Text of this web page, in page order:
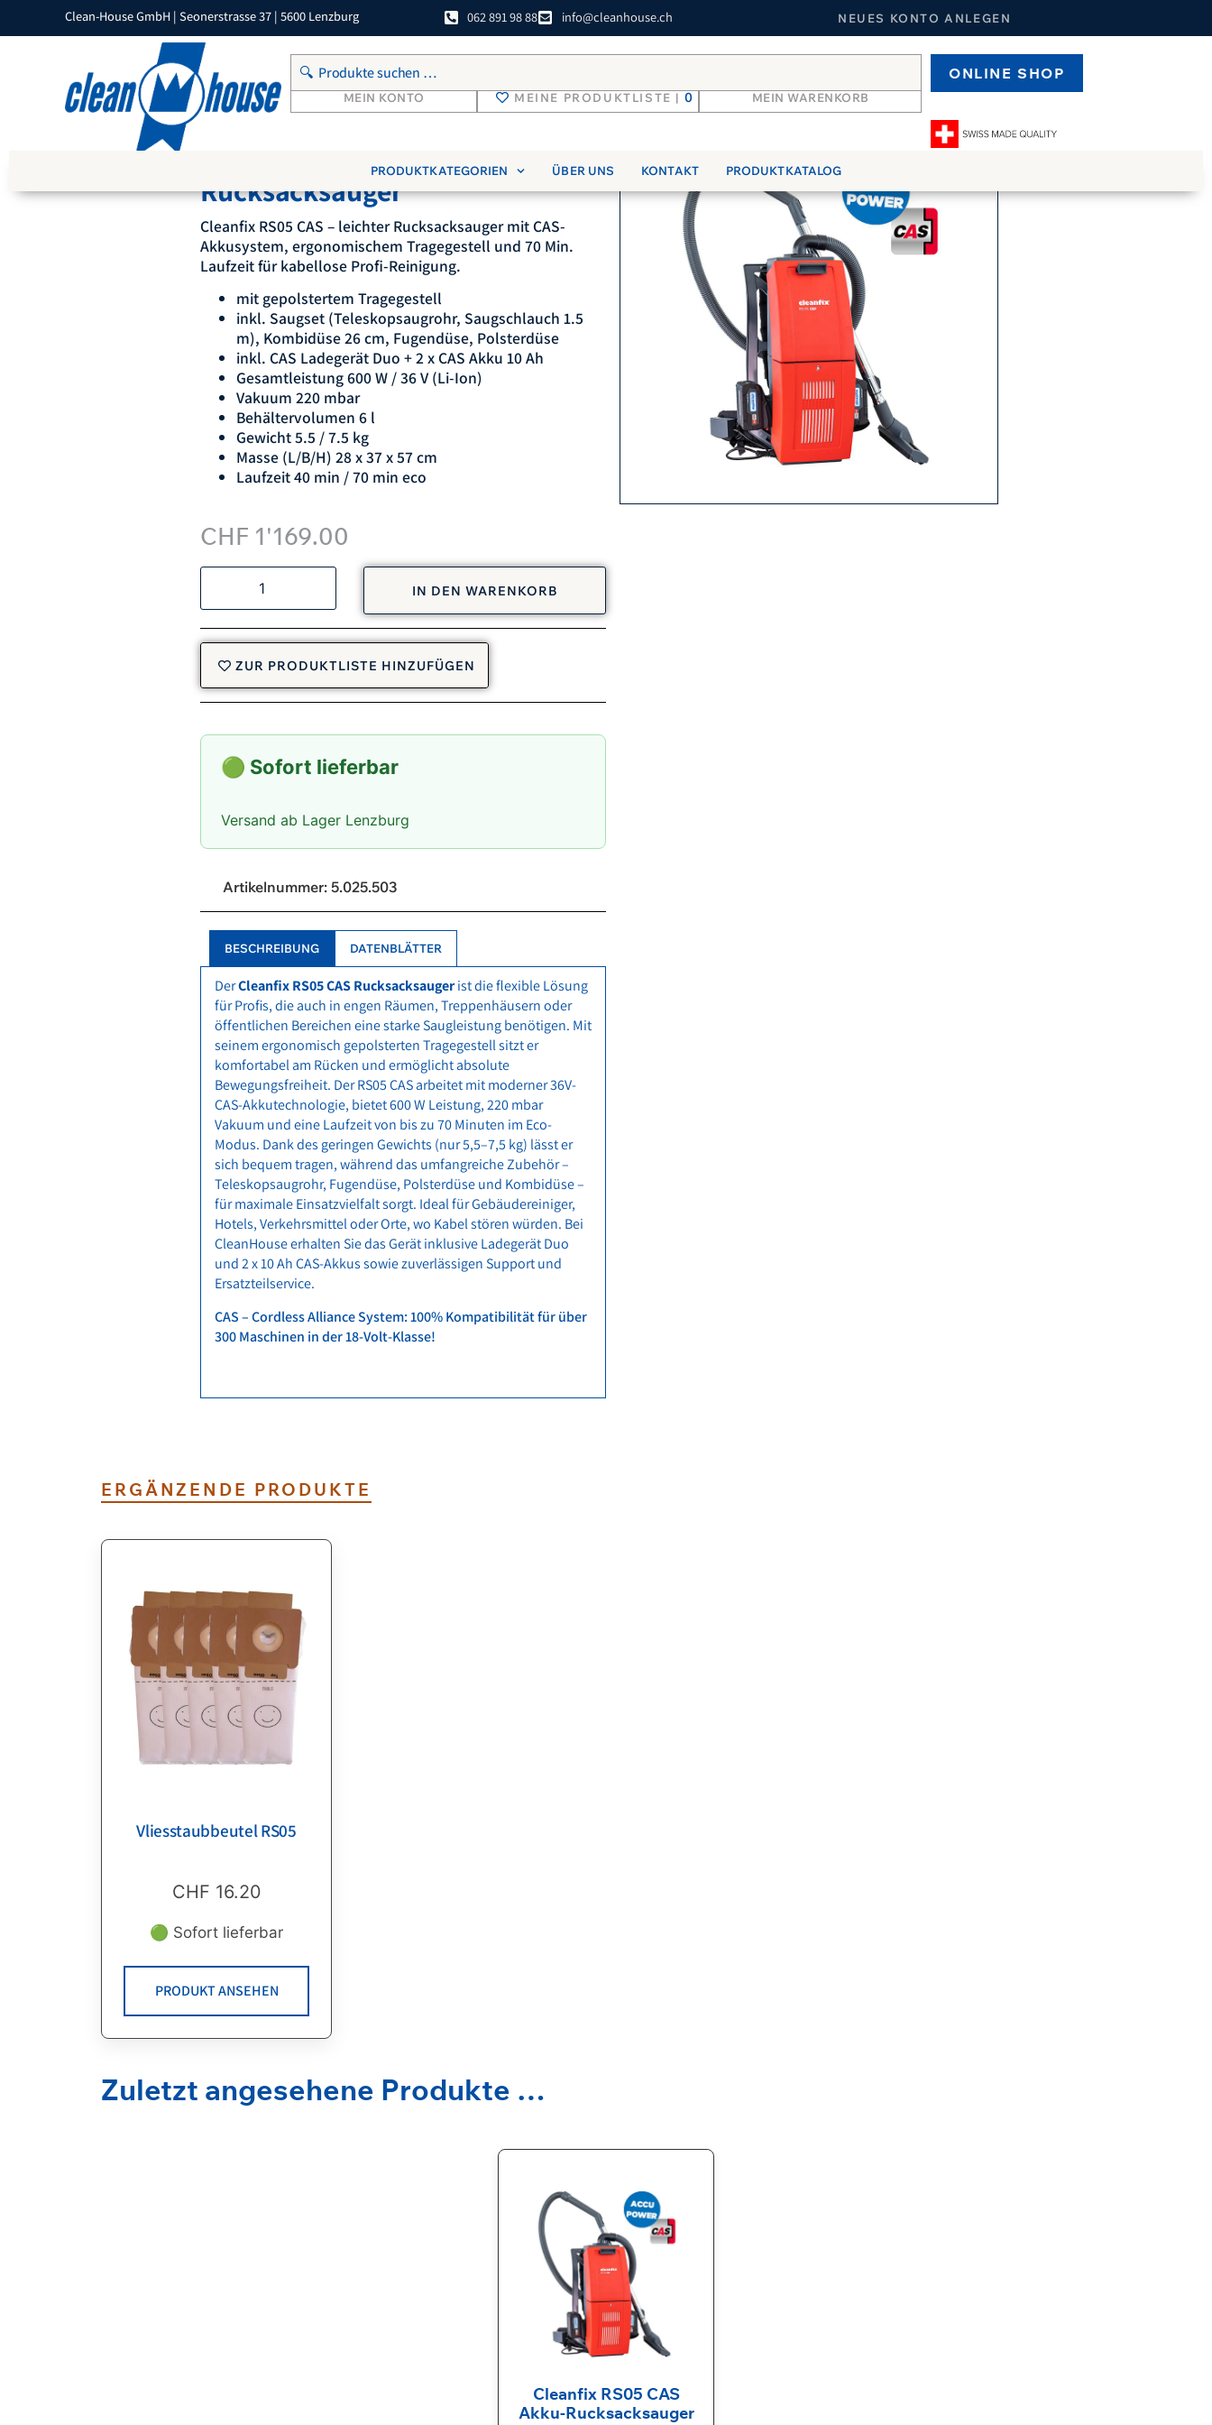
Clean-House GmbH | Seonerstrasse 37 | 5600 Lenzburg 062 891 98 88 info@cleanhouse.ch NEUES KONTO ANLEGEN
MEIN KONTO MEINE PRODUKTLISTE | 0 MEIN WARENKORB
ONLINE SHOP
PRODUKTKATEGORIEN ÜBER UNS KONTAKT PRODUKTKATALOG
PRODUKTKATEGORIEN
Rucksacksauger
Cleanfix RS05 CAS – leichter Rucksacksauger mit CAS-
Akkusystem, ergonomischem Tragegestell und 70 Min.
Laufzeit für kabellose Profi-Reinigung.
mit gepolstertem Tragegestell
inkl. Saugset (Teleskopsaugrohr, Saugschlauch 1.5
m), Kombidüse 26 cm, Fugendüse, Polsterdüse
inkl. CAS Ladegerät Duo + 2 x CAS Akku 10 Ah
Gesamtleistung 600 W / 36 V (Li-Ion)
Vakuum 220 mbar
Behältervolumen 6 l
Gewicht 5.5 / 7.5 kg
Masse (L/B/H) 28 x 37 x 57 cm
Laufzeit 40 min / 70 min eco
CHF 1'169.00
IN DEN WARENKORB
ZUR PRODUKTLISTE HINZUFÜGEN
🟢 Sofort lieferbar
Versand ab Lager Lenzburg
Artikelnummer: 5.025.503
BESCHREIBUNG DATENBLÄTTER
DerCleanfix RS05 CAS Rucksacksaugerist die flexible Lösung
für Profis, die auch in engen Räumen, Treppenhäusern oder
öffentlichen Bereichen eine starke Saugleistung benötigen. Mit
seinem ergonomisch gepolsterten Tragegestell sitzt er
komfortabel am Rücken und ermöglicht absolute
Bewegungsfreiheit. Der RS05 CAS arbeitet mit moderner 36V-
CAS-Akkutechnologie, bietet 600 W Leistung, 220 mbar
Vakuum und eine Laufzeit von bis zu 70 Minuten im Eco-
Modus. Dank des geringen Gewichts (nur 5,5–7,5 kg) lässt er
sich bequem tragen, während das umfangreiche Zubehör –
Teleskopsaugrohr, Fugendüse, Polsterdüse und Kombidüse –
für maximale Einsatzvielfalt sorgt. Ideal für Gebäudereiniger,
Hotels, Verkehrsmittel oder Orte, wo Kabel stören würden. Bei
CleanHouse erhalten Sie das Gerät inklusive Ladegerät Duo
und 2 x 10 Ah CAS-Akkus sowie zuverlässigen Support und
Ersatzteilservice.
CAS – Cordless Alliance System: 100% Kompatibilität für über
300 Maschinen in der 18-Volt-Klasse!
ERGÄNZENDE PRODUKTE
Vliesstaubbeutel RS05
CHF 16.20
🟢 Sofort lieferbar
PRODUKT ANSEHEN
Zuletzt angesehene Produkte …
Cleanfix RS05 CAS
Akku-Rucksacksauger